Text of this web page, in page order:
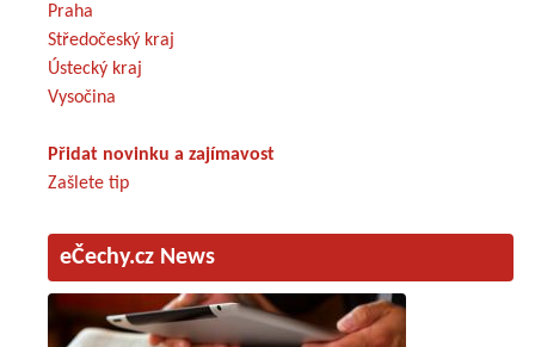
Praha
Středočeský kraj
Ústecký kraj
Vysočina
Přidat novinku a zajímavost
Zašlete tip
eČechy.cz News